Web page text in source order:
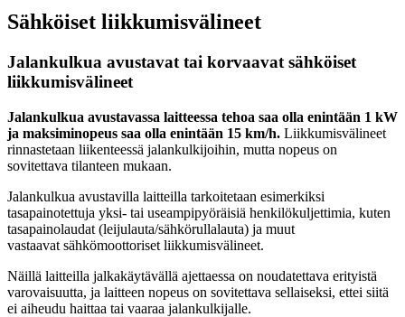
Sähköiset liikkumisvälineet
Jalankulkua avustavat tai korvaavat sähköiset
liikkumisvälineet
Jalankulkua avustavassa laitteessa tehoa saa olla enintään 1 kW
ja maksiminopeus saa olla enintään 15 km/h. Liikkumisvälineet
rinnastetaan liikenteessä jalankulkijoihin, mutta nopeus on
sovitettava tilanteen mukaan.
Jalankulkua avustavilla laitteilla tarkoitetaan esimerkiksi
tasapainotettuja yksi- tai useampipyöräisiä henkilökuljettimia, kuten
tasapainolaudat (leijulauta/sähkörullalauta) ja muut
vastaavat sähkömoottoriset liikkumisvälineet.
Näillä laitteilla jalkakäytävällä ajettaessa on noudatettava erityistä
varovaisuutta, ja laitteen nopeus on sovitettava sellaiseksi, ettei siitä
ei aiheudu haittaa tai vaaraa jalankulkijalle.